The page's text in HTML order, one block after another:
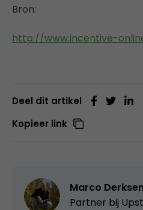
Bron:
http://www.incentive-
Deel dit artikel
Kopieer link
Marco
Partner bij